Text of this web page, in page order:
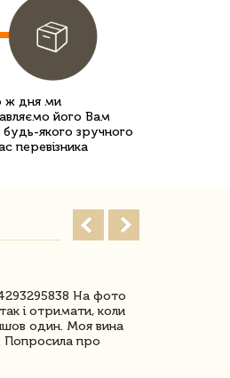
ж дня ми
його Вам
будь-якого зручного
перевізника
На фото
і отримати, коли
один. Моя вина
Попросила про